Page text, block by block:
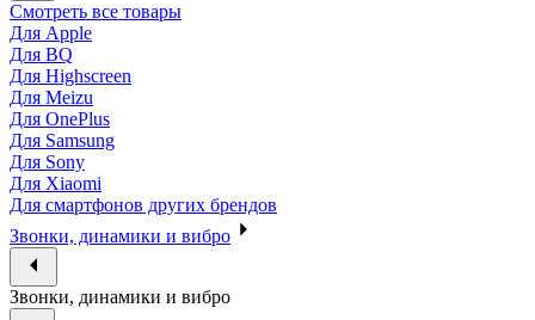
Смотреть все товары
Для Apple
Для BQ
Для Highscreen
Для Meizu
Для OnePlus
Для Samsung
Для Sony
Для Xiaomi
Для смартфонов других брендов
Звонки, динамики и вибро
Звонки, динамики и вибро